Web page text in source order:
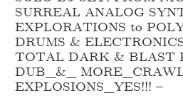
SURREAL ANALOG
EXPLORATIONS to
DRUMS &
TOTAL DARK & BLAST
DUB_&_ MORE_
EXPLOSIONS_YES!!! –